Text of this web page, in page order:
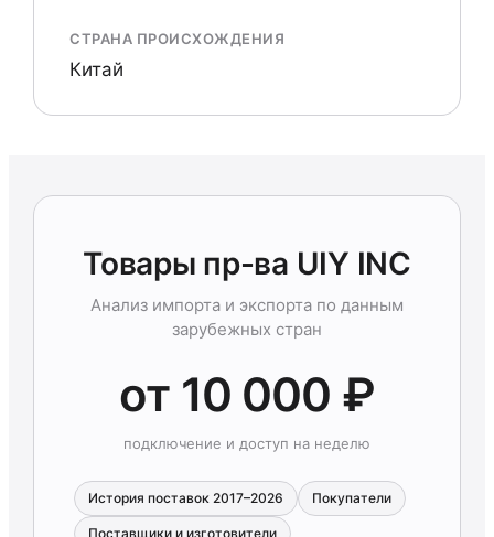
СТРАНА ПРОИСХОЖДЕНИЯ
Китай
Товары пр-ва UIY INC
Анализ импорта и экспорта по данным
зарубежных стран
от 10 000 ₽
подключение и доступ на неделю
История поставок 2017–2026 Покупатели
Поставщики и изготовители